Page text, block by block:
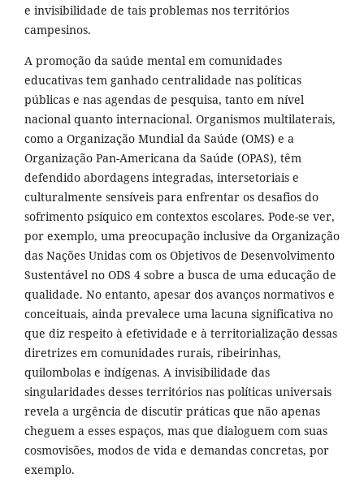
e invisibilidade de tais problemas nos territórios
campesinos.
A promoção da saúde mental em comunidades
educativas tem ganhado centralidade nas políticas
públicas e nas agendas de pesquisa, tanto em nível
nacional quanto internacional. Organismos multilaterais,
como a Organização Mundial da Saúde (OMS) e a
Organização Pan-Americana da Saúde (OPAS), têm
defendido abordagens integradas, intersetoriais e
culturalmente sensíveis para enfrentar os desafios do
sofrimento psíquico em contextos escolares. Pode-se ver,
por exemplo, uma preocupação inclusive da Organização
das Nações Unidas com os Objetivos de Desenvolvimento
Sustentável no ODS 4 sobre a busca de uma educação de
qualidade. No entanto, apesar dos avanços normativos e
conceituais, ainda prevalece uma lacuna significativa no
que diz respeito à efetividade e à territorialização dessas
diretrizes em comunidades rurais, ribeirinhas,
quilombolas e indígenas. A invisibilidade das
singularidades desses territórios nas políticas universais
revela a urgência de discutir práticas que não apenas
cheguem a esses espaços, mas que dialoguem com suas
cosmovisões, modos de vida e demandas concretas, por
exemplo.